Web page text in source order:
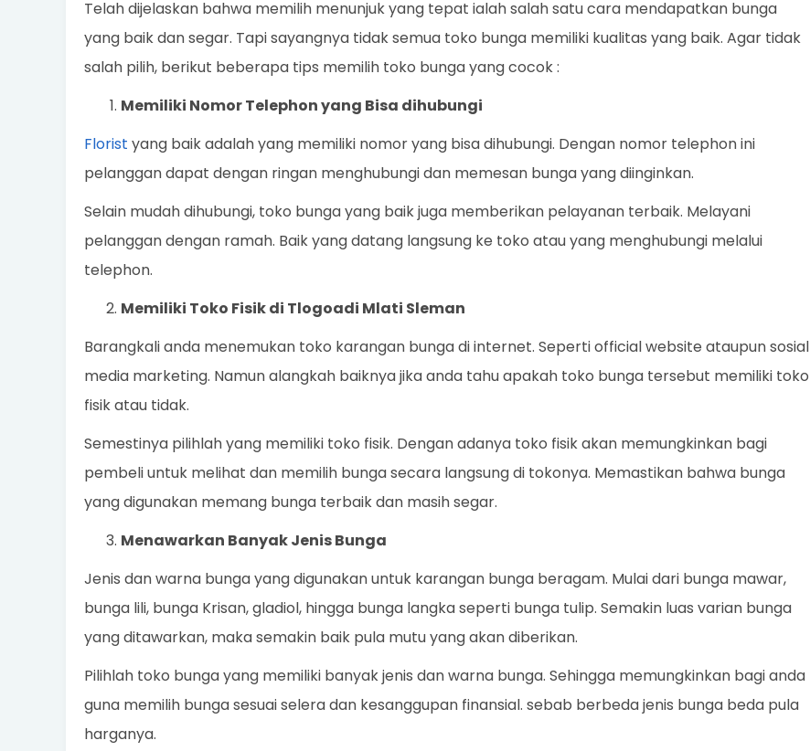
Telah dijelaskan bahwa memilih menunjuk yang tepat ialah salah satu cara mendapatkan bunga
yang baik dan segar. Tapi sayangnya tidak semua toko bunga memiliki kualitas yang baik. Agar tidak
salah pilih, berikut beberapa tips memilih toko bunga yang cocok :
Memiliki Nomor Telephon yang Bisa dihubungi
Florist yang baik adalah yang memiliki nomor yang bisa dihubungi. Dengan nomor telephon ini
pelanggan dapat dengan ringan menghubungi dan memesan bunga yang diinginkan.
Selain mudah dihubungi, toko bunga yang baik juga memberikan pelayanan terbaik. Melayani
pelanggan dengan ramah. Baik yang datang langsung ke toko atau yang menghubungi melalui
telephon.
Memiliki Toko Fisik di Tlogoadi Mlati Sleman
Barangkali anda menemukan toko karangan bunga di internet. Seperti official website ataupun sosial
media marketing. Namun alangkah baiknya jika anda tahu apakah toko bunga tersebut memiliki toko
fisik atau tidak.
Semestinya pilihlah yang memiliki toko fisik. Dengan adanya toko fisik akan memungkinkan bagi
pembeli untuk melihat dan memilih bunga secara langsung di tokonya. Memastikan bahwa bunga
yang digunakan memang bunga terbaik dan masih segar.
Menawarkan Banyak Jenis Bunga
Jenis dan warna bunga yang digunakan untuk karangan bunga beragam. Mulai dari bunga mawar,
bunga lili, bunga Krisan, gladiol, hingga bunga langka seperti bunga tulip. Semakin luas varian bunga
yang ditawarkan, maka semakin baik pula mutu yang akan diberikan.
Pilihlah toko bunga yang memiliki banyak jenis dan warna bunga. Sehingga memungkinkan bagi anda
guna memilih bunga sesuai selera dan kesanggupan finansial. sebab berbeda jenis bunga beda pula
harganya.